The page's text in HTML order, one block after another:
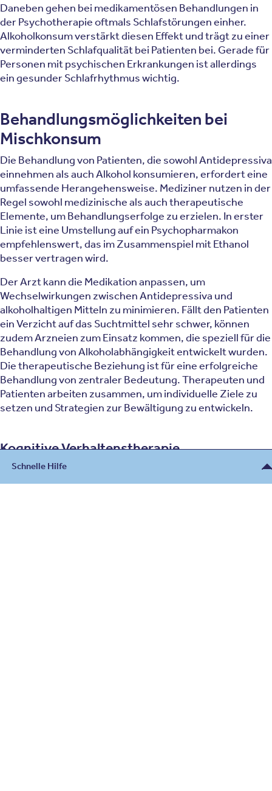
Schnelle Hilfe
Daneben gehen bei medikamentösen Behandlungen in
der Psychotherapie oftmals Schlafstörungen einher.
Alkoholkonsum verstärkt diesen Effekt und trägt zu einer
verminderten Schlafqualität bei Patienten bei. Gerade für
Personen mit psychischen Erkrankungen ist allerdings
ein gesunder Schlafrhythmus wichtig.
Behandlungsmöglichkeiten bei
Mischkonsum
Die Behandlung von Patienten, die sowohl Antidepressiva
einnehmen als auch Alkohol konsumieren, erfordert eine
umfassende Herangehensweise. Mediziner nutzen in der
Regel sowohl medizinische als auch therapeutische
Elemente, um Behandlungserfolge zu erzielen. In erster
Linie ist eine Umstellung auf ein Psychopharmakon
empfehlenswert, das im Zusammenspiel mit Ethanol
besser vertragen wird.
Der Arzt kann die Medikation anpassen, um
Wechselwirkungen zwischen Antidepressiva und
alkoholhaltigen Mitteln zu minimieren. Fällt den Patienten
ein Verzicht auf das Suchtmittel sehr schwer, können
zudem Arzneien zum Einsatz kommen, die speziell für die
Behandlung von Alkoholabhängigkeit entwickelt wurden.
Die therapeutische Beziehung ist für eine erfolgreiche
Behandlung von zentraler Bedeutung. Therapeuten und
Patienten arbeiten zusammen, um individuelle Ziele zu
setzen und Strategien zur Bewältigung zu entwickeln.
Kognitive Verhaltenstherapie
DieKognitive Verhaltenstherapie
verbreitete und effektive Form der Psychotherapie, die